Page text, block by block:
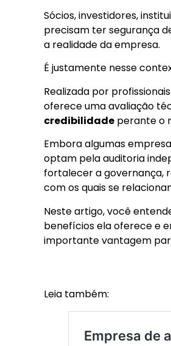
Sócios, investidores,
precisam ter segurança
a realidade da empresa.
É justamente nesse
Realizada por
oferece uma avaliação
credibilidade perante o
Embora algumas
optam pela auditoria
fortalecer a governança,
com os quais se
Neste artigo, você
benefícios ela oferece e
importante vantagem
Leia também: